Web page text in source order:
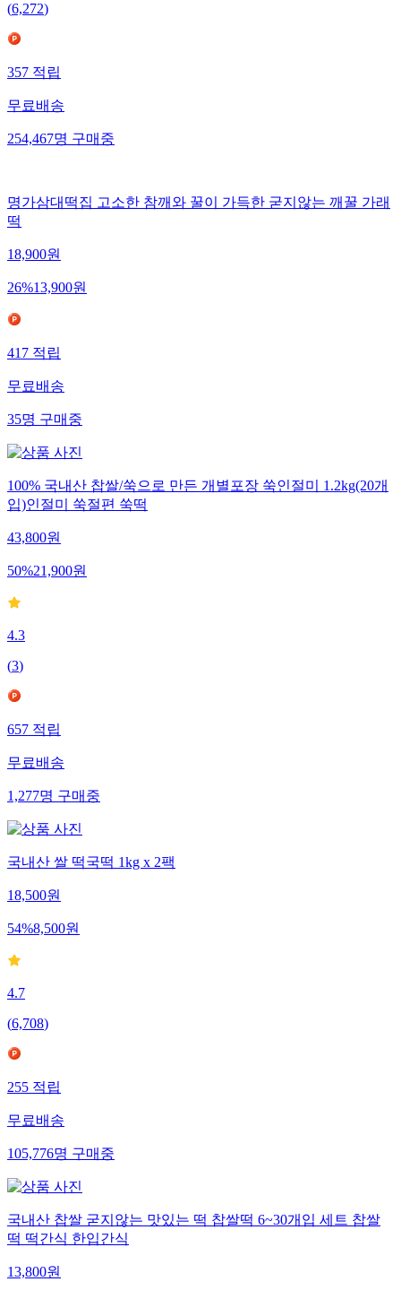
(6,272)
357 적립
무료배송
254,467명 구매중
명가삼대떡집 고소한 참깨와 꿀이 가득한 굳지않는 깨꿀 가래
떡
18,900원
26%13,900원
417적립
무료배송
35명구매중
100% 국내산 찹쌀/쑥으로 만든 개별포장 쑥인절미 1.2kg(20개
입)인절미 쑥절편 쑥떡
43,800원
50%21,900원
4.3
(3)
657적립
무료배송
1,277명구매중
국내산 쌀 떡국떡 1kg x 2팩
18,500원
54%8,500원
4.7
(6,708)
255적립
무료배송
105,776명구매중
국내산 찹쌀 굳지않는 맛있는 떡 찹쌀떡 6~30개입 세트 찹쌀
떡 떡간식 한입간식
13,800원